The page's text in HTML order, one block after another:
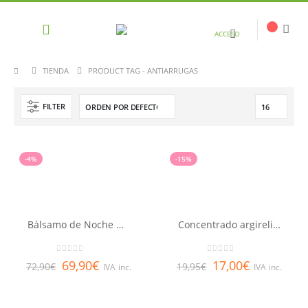
ACCESO
TIENDA PRODUCT TAG - ANTIARRUGAS
FILTER
-4%
Bálsamo de Noche Nutri-Fortificante Nuxuriance® Gold 50ml
72,90€ 69,90€ IVA inc.
-15%
Concentrado argireline BTX 10% LQ
19,95€ 17,00€ IVA inc.